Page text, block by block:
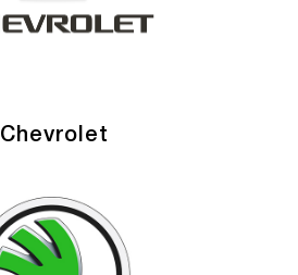
Chevrolet